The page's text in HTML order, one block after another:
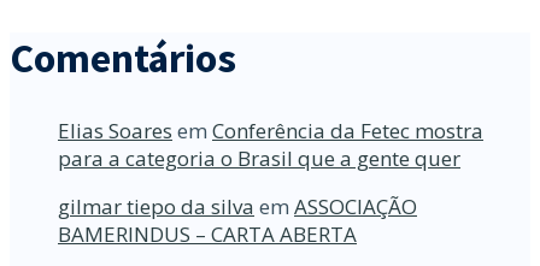
Comentários
Elias Soares em Conferência da Fetec mostra
para a categoria o Brasil que a gente quer
gilmar tiepo da silva em ASSOCIAÇÃO
BAMERINDUS – CARTA ABERTA